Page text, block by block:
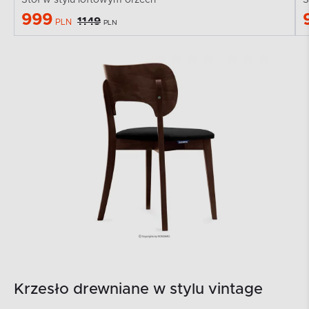
999 PLN 1149 PLN
Krzesło drewniane w stylu vintage